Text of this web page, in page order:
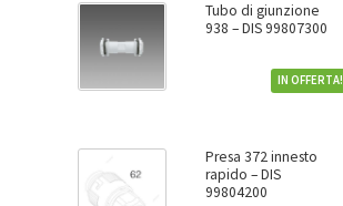
Tubo di giunzione
938 – DIS 99807300
IN OFFERTA!
Presa 372 innesto
rapido – DIS
99804200